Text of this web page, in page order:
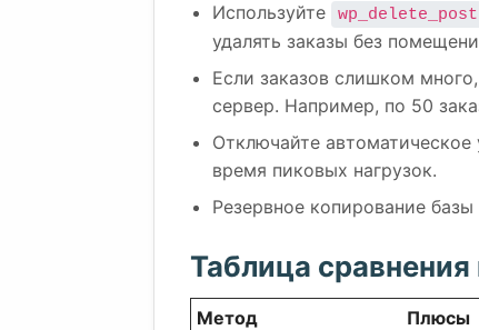
Используйте
удалять заказы без
Если заказов слишком
сервер. Например, по 50
Отключайте
время пиковых нагрузок.
Резервное копирование
Таблица сравнения
Метод Плюсы